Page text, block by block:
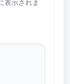
表示されま